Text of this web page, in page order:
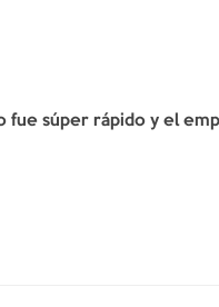
fue súper rápido y el